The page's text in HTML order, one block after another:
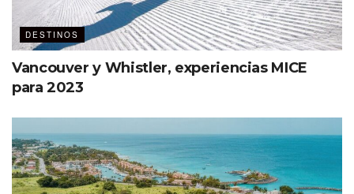
DESTINOS
Vancouver y Whistler, experiencias MICE
para 2023